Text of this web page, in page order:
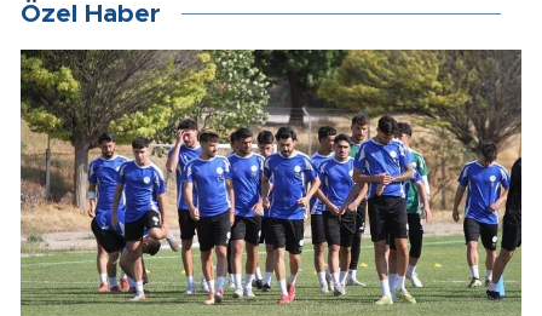
Özel Haber